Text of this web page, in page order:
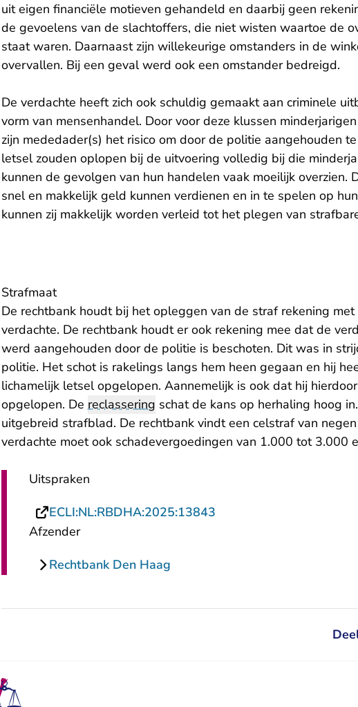
uit eigen financiële motieven gehandeld en daarbij geen
de gevoelens van de slachtoffers, die niet wisten waartoe de
staat waren. Daarnaast zijn willekeurige omstanders in de
overvallen. Bij een geval werd ook een omstander bedreigd.
De verdachte heeft zich ook schuldig gemaakt aan criminele
vorm van mensenhandel. Door voor deze klussen
zijn mededader(s) het risico om door de politie aangehouden
letsel zouden oplopen bij de uitvoering volledig bij die
kunnen de gevolgen van hun handelen vaak moeilijk overzien.
snel en makkelijk geld kunnen verdienen en in te spelen op
kunnen zij makkelijk worden verleid tot het plegen van
Strafmaat
De rechtbank houdt bij het opleggen van de straf rekening
verdachte. De rechtbank houdt er ook rekening mee dat de
werd aangehouden door de politie is beschoten. Dit was in
politie. Het schot is rakelings langs hem heen gegaan en hij
lichamelijk letsel opgelopen. Aannemelijk is ook dat hij
opgelopen. De reclassering schat de kans op herhaling hoog
uitgebreid strafblad. De rechtbank vindt een celstraf van
verdachte moet ook schadevergoedingen van 1.000 tot 3.000
Uitspraken
ECLI:NL:RBDHA:2025:13843
Afzender
Rechtbank Den Haag